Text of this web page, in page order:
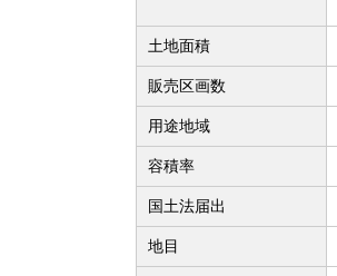
土地面積
販売区画数
用途地域
容積率
国土法届出
地目